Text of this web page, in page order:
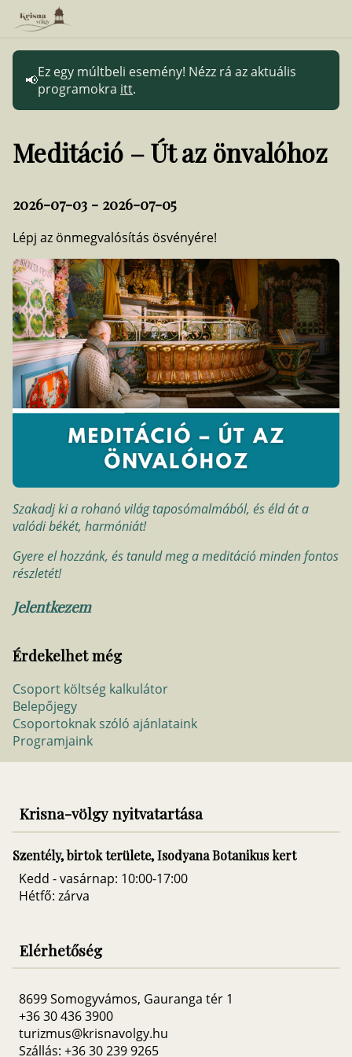
Ez egy múltbeli esemény! Nézz rá az aktuális
programokra itt.
Meditáció – Út az önvalóhoz
2026-07-03 - 2026-07-05
Lépj az önmegvalósítás ösvényére!
Szakadj ki a rohanó világ taposómalmából, és éld át a
valódi békét, harmóniát!
Gyere el hozzánk, és tanuld meg a meditáció minden fontos
részletét!
Jelentkezem
Érdekelhet még
Csoport költség kalkulátor
Belepőjegy
Csoportoknak szóló ajánlataink
Programjaink
Krisna-völgy nyitvatartása
Szentély, birtok területe, Isodyana Botanikus kert
Kedd - vasárnap: 10:00-17:00
Hétfő: zárva
Elérhetőség
8699 Somogyvámos, Gauranga tér 1
+36 30 436 3900
turizmus@krisnavolgy.hu
Szállás: +36 30 239 9265